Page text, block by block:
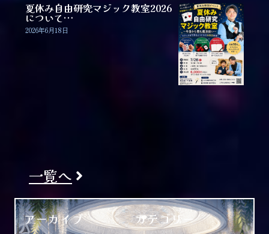
夏休み自由研究マジック教室2026
について…
2026年6月18日
一覧へ
アーカイブ カテゴリー